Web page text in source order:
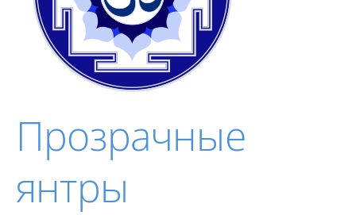
Прозрачные
янтры